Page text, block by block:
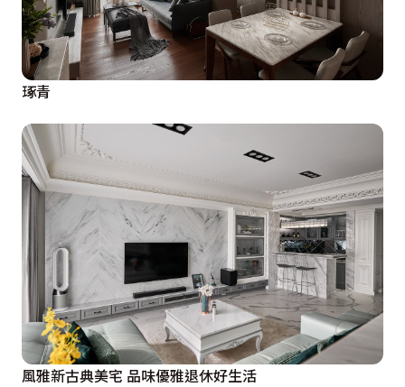
琢青
風雅新古典美宅 品味優雅退休好生活